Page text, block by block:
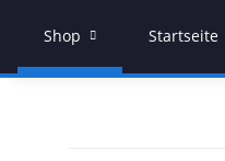
Shop Startseite